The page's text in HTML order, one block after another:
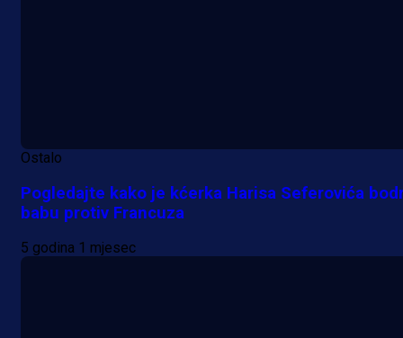
Ostalo
Pogledajte kako je kćerka Harisa Seferovića
babu protiv Francuza
5 godina 1 mjesec